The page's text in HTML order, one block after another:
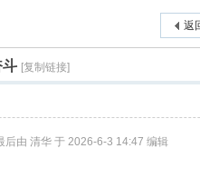
返
斗 [复制链接]
后由 清华 于 2026-6-3 14:47 编辑